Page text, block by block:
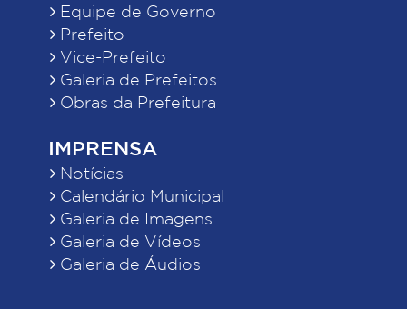
Equipe de Governo
Prefeito
Vice-Prefeito
Galeria de Prefeitos
Obras da Prefeitura
IMPRENSA
Notícias
Calendário Municipal
Galeria de Imagens
Galeria de Vídeos
Galeria de Áudios